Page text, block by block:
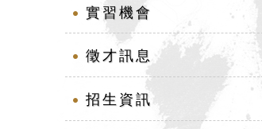
實習機會
徵才訊息
招生資訊